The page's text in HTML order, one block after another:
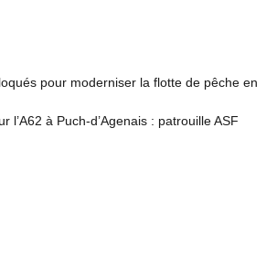
pour moderniser la flotte de pêche en
l’A62 à Puch-d’Agenais : patrouille ASF